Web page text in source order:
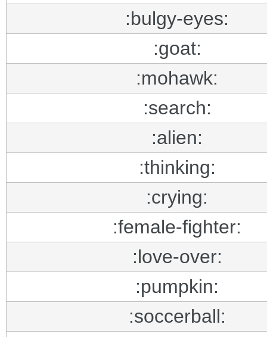
:bulgy-eyes:
:goat:
:mohawk:
:search:
:alien:
:thinking:
:crying:
:female-fighter:
:love-over:
:pumpkin:
:soccerball: